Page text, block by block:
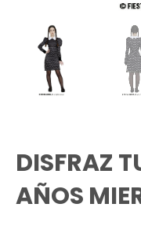
DISFRAZ
AÑOS